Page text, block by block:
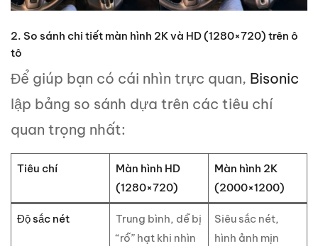
2. So sánh chi tiết màn hình 2K và HD (1280×720) trên ô
tô
Để giúp bạn có cái nhìn trực quan, Bisonic
lập bảng so sánh dựa trên các tiêu chí
quan trọng nhất:
Tiêu chí
Màn hình HD
(1280×720)
Màn hình 2K
(2000×1200)
Độ sắc nét
Trung bình, dễ bị
“rỗ” hạt khi nhìn
Siêu sắc nét,
hình ảnh mịn